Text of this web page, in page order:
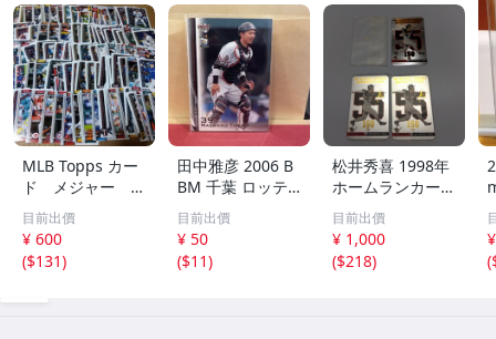
MLB Topps カー
ド メジャー 1
00枚 2
目前出價
¥ 600
($131)
田中雅彦 2006 B
BM 千葉 ロッテ
マリーンズ トレ
カ プロ野球 カー
ド M37 スポーツ
アスリート トレ
目前出價
¥ 50
($11)
松井秀喜 1998年
ホームランカード
150号 記念カード
3枚セット 読売ジ
ャイアンツ 日本
テレビ 劇空間プ
目前出價
¥ 1,000
($218)
(